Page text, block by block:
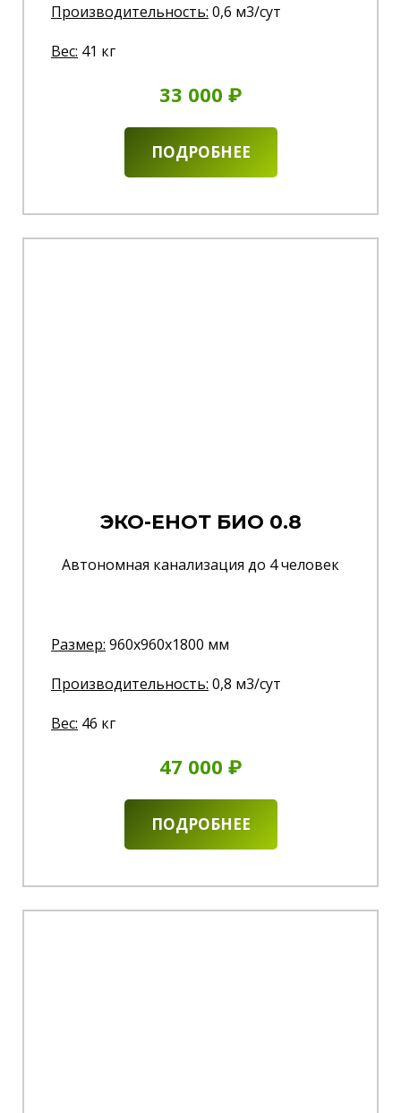
Производительность: 0,6 м3/сут
Вес: 41 кг
33 000 ₽
ПОДРОБНЕЕ
ЭКО-ЕНОТ БИО 0.8
Автономная канализация до 4 человек
Размер: 960x960x1800 мм
Производительность: 0,8 м3/сут
Вес: 46 кг
47 000 ₽
ПОДРОБНЕЕ